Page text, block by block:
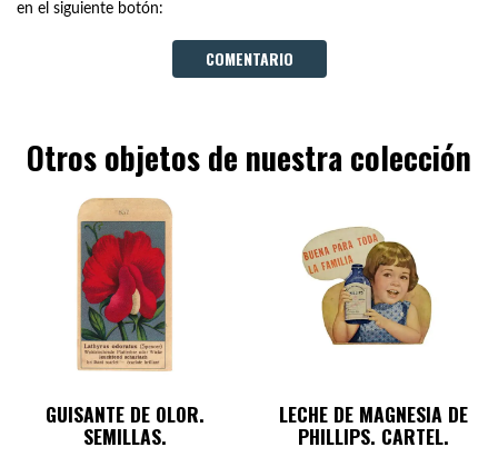
en el siguiente botón:
COMENTARIO
Otros objetos de nuestra colección
GUISANTE DE OLOR.
SEMILLAS.
LECHE DE MAGNESIA DE
PHILLIPS. CARTEL.